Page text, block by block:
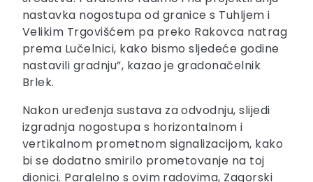
nastavka nogostupa od granice s Tuhljem i
Velikim Trgovišćem pa preko Rakovca natrag
prema Lučelnici, kako bismo sljedeće godine
nastavili gradnju”, kazao je gradonačelnik
Brlek.
Nakon uređenja sustava za odvodnju, slijedi
izgradnja nogostupa s horizontalnom i
vertikalnom prometnom signalizacijom, kako
bi se dodatno smirilo prometovanje na toj
dionici. Paralelno s ovim radovima, Zagorski